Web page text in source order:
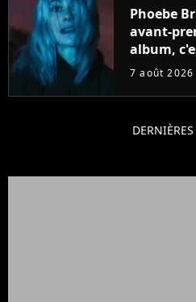
Phoebe
avant-
album,
d'été
7 août 2026